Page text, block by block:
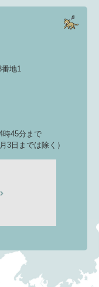
地1
時45分まで
3日までは除く）